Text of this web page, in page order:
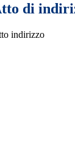
di
indirizzo